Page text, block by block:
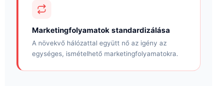
Marketingfolyamatok standardizálása
A növekvő hálózattal együtt nő az igény az
egységes, ismételhető marketingfolyamatokra.